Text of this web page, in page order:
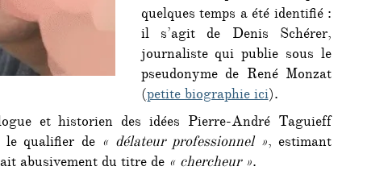
quelques temps a été identifié :
il s’agit de Denis Schérer,
journaliste qui publie sous le
pseudonyme de René Monzat
(petite biographie ici).
et historien des idées Pierre-André Taguieff
le qualifier de « délateur professionnel », estimant
abusivement du titre de « chercheur ».